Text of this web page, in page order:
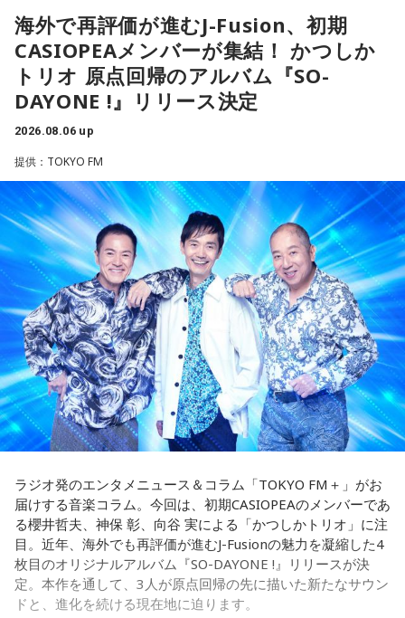
りがとう』という手紙は書きたくなります」と、故郷への深
い愛情をのぞかせました。
最後に、ゴリさんが「今、想いを伝えたい方」として名前を
挙げたのは、ボクシング元世界王者の具志堅用高さんでし
た。今年で世界王座獲得から50年という節目の年を迎えるこ
＜番組概要＞
番組名：日本郵便 SUNDAY'S POST
放送日時：毎週日曜 15:00～15:50
パーソナリティ：小山薫堂、宇賀なつみ
番組Webサイト：https://www.tfm.co.jp/post/
番組公式X：@sundayspost1
得や正解より、なぜか惹かれるものを大切にしてみてくださ
い。心が喜ぶ選択が新しいご縁につながるかも。夜は好きな
音楽を聴きながら、叶えたい未来をイメージしてね。
【8位】乙女座（おとめ座）
なりそうです。効率や正しさだけではなく、自分が心地よく
続けられる方法を探してみて。仕事のやり方を変えるのもお
すすめ。今日は一つだけ「やらなくていいこと」を決めてみ
ましょう。
【9位】牡牛座（おうし座）
いつもの安心感から少しだけ外へ出てみると、新しい楽しみ
が見つかりそう。大きく変える必要はありません。「ちょっ
と気になる」を試してみるくらいで十分です。今日は行って
みたいお店や場所を一つ探して、誰かを誘ってみてくださ
い。
【10位】蟹座（かに座）
周りを喜ばせることに一生懸命になりすぎて、自分の楽しみ
を忘れていないか確認したい日。今日は誰かのためではなく
「私が嬉しいから」を選んでみてください。今夜は自分だけ
【11位】山羊座（やぎ座）
頑張ることが当たり前になっているなら、今日は少し力を抜
いてみて。成果を出すことだけが人生の豊かさではありませ
ん。楽しい、心地いいという感覚を取り戻すことで次の流れ
が見えてきます。今日は仕事を早めに切り上げて好きなこと
をして過ごして。
きそうな日。義務で続けてきたことより、楽しくて夢中にな
れることを選ぶと流れが変わります。人と違っても大丈夫。
今夜にでも「本当はこう生きたい」を自由に書き出してみ
て。
【2位】双子座（ふたご座）
思いがけない誘いや情報が、次の展開を連れてくるかも！今
正解です。誰かとの会話から人生のヒントが見つかる予感
も。今日は気になる人に自分から連絡してみて。
【3位】天秤座（てんびん座）
今日から金星が天秤座へ！！あなた本来の魅力がグッと高ま
る時。人とのご縁にも恵まれやすく、嬉しいお誘いや出会い
があるかもしれません。少しおしゃれして人に会うのもおす
すめ。今日は鏡の前で「今の自分が好きなところ」を3つ見つ
けて褒めてみて！
【4位】射手座（いて座）
「もっと面白いことがしたい！」という気持ちが未来を動か
します。今までのやり方にこだわらず、楽しそうな方へ進ん
でみると思わぬ展開が待っていそう。少し大胆なくらいで
OK。今日はこの夏やりたいことを一つ予定に書き込んでみ
【5位】牡羊座（おひつじ座）
あなたの行動力が誰かの心に火をつける日。今日は周りの反
応を気にするより「私はこれがやりたい！」を大切にしてみ
て。あなたが楽しそうに動くほど仲間も集まってきそうで
す。今夜、明日すぐできる小さな一歩を決めてから寝てみて
ね。
海外で再評価が進むJ-Fusion、初期
CASIOPEAメンバーが集結！ かつしか
トリオ 原点回帰のアルバム『SO-
DAYONE !』リリース決定
2026.08.06 up
提供：TOKYO FM
ラジオ発のエンタメニュース＆コラム「TOKYO FM＋」がお
届けする音楽コラム。今回は、初期CASIOPEAのメンバーであ
る櫻井哲夫、神保 彰、向谷 実による「かつしかトリオ」に注
目。近年、海外でも再評価が進むJ-Fusionの魅力を凝縮した4
枚目のオリジナルアルバム『SO-DAYONE !』リリースが決
定。本作を通して、3人が原点回帰の先に描いた新たなサウン
ドと、進化を続ける現在地に迫ります。